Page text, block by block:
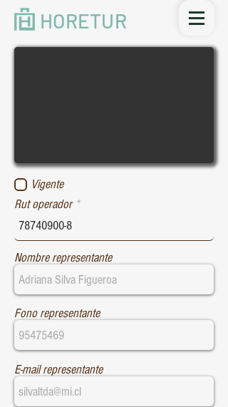
HORETUR
Vigente
Rut operador
Nombre representante
Fono representante
E-mail representante